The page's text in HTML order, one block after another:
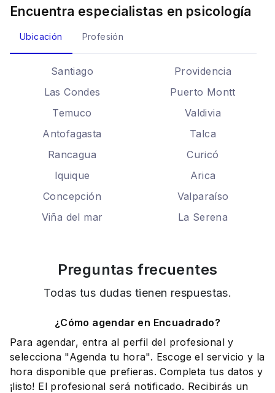
Encuentra especialistas en psicología
Ubicación Profesión
Santiago
Providencia
Las Condes
Puerto Montt
Temuco
Valdivia
Antofagasta
Talca
Rancagua
Curicó
Iquique
Arica
Concepción
Valparaíso
Viña del mar
La Serena
Preguntas frecuentes
Todas tus dudas tienen respuestas.
¿Cómo agendar en Encuadrado?
Para agendar, entra al perfil del profesional y
selecciona "Agenda tu hora". Escoge el servicio y la
hora disponible que prefieras. Completa tus datos y
¡listo! El profesional será notificado. Recibirás un